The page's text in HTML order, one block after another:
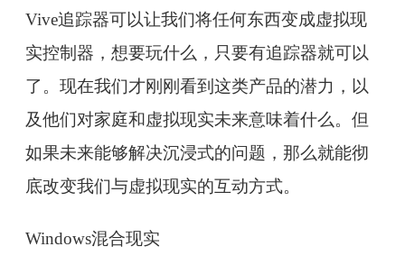
Vive追踪器可以让我们将任何东西变成虚拟现
实控制器，想要玩什么，只要有追踪器就可以
了。现在我们才刚刚看到这类产品的潜力，以
及他们对家庭和虚拟现实未来意味着什么。但
如果未来能够解决沉浸式的问题，那么就能彻
底改变我们与虚拟现实的互动方式。
Windows混合现实